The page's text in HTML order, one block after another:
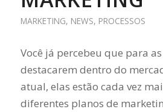
MARKETING, NEWS, PROCESSOS
Você já percebeu que para
destacarem dentro do
atual, elas estão cada vez
diferentes planos de